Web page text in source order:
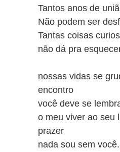
Tantos anos de
Não podem ser
Tantas coisas
não dá pra
nossas vidas se
encontro
você deve se
o meu viver ao seu
prazer
nada sou sem você.